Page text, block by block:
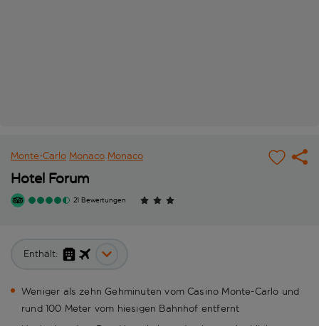
Monte-Carlo Monaco Monaco
Hotel Forum
21 Bewertungen
Enthält:
Weniger als zehn Gehminuten vom Casino Monte-Carlo und
rund 100 Meter vom hiesigen Bahnhof entfernt